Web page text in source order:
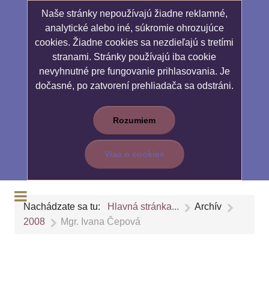
Naše stránky nepoužívajú žiadne reklamné,
analytické alebo iné, súkromie ohrozujúce
cookies. Žiadne cookies sa nezdieľajú s tretími
stranami. Stránky používajú iba cookie
nevyhnutné pre fungovanie prihlasovania. Je
dočasné, po zatvorení prehliadača sa odstráni.
Rozumiem
Viac o cookies
Nachádzate sa tu: Hlavná stránka...
Archív
2008
Mgr. Ivana Čepová